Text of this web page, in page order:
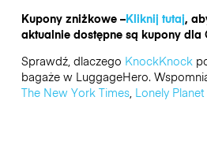
Kupony zniżkowe –Kliknij tutaj,
aktualnie dostępne są kupony dla
Sprawdź, dlaczego KnockKnock
bagaże w LuggageHero.
The New York Times, Lonely Planet